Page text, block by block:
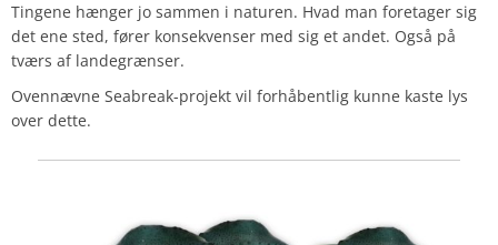
Tingene hænger jo sammen i naturen. Hvad man foretager sig
det ene sted, fører konsekvenser med sig et andet. Også på
tværs af landegrænser.
Ovennævne Seabreak-projekt vil forhåbentlig kunne kaste lys
over dette.